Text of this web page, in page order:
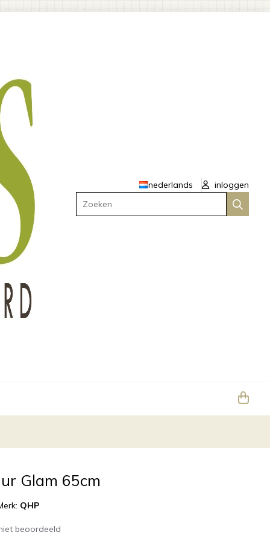
nederlands
inloggen
Zoeken
Glam 65cm
QHP
beoordeeld